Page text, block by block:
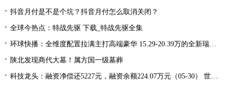
抖音月付是不是个坑？抖音月付怎么取消关闭？
全球今热点：特战先驱 下载_特战先驱全集
环球快播：全维度配置拉满主打高端豪华 15.29-20.39万的全新瑞虎9应该怎么买？
陕北发现商代大墓！属方国一级墓葬
科技龙头：融资净偿还5227元，融资余额224.07万元（05-30） 世界快看